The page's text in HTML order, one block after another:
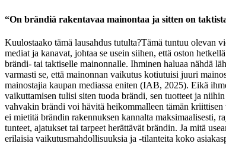
“On brändiä rakentavaa mainontaa ja sitten on
Kuulostaako tämä lausahdus tutulta?Tämä tuntuu olevan
mediat ja kanavat, johtaa se usein siihen, että oston
brändi- tai taktiselle mainonnalle. Ihminen haluaa nähdä
varmasti se, että mainonnan vaikutus kotiutuisi juuri
mainostajia kaupan mediassa eniten (IAB, 2025). Eikä
vaikuttamisen tulisi siten tuoda brändi, sen tuotteet ja
vahvakin brändi voi hävitä heikommalleen tämän kriittisen
ei mietitä brändin rakennuksen kannalta maksimaalisesti,
tunteet, ajatukset tai tarpeet herättävät brändin. Ja mitä
erilaisia vaikutusmahdollisuuksia ja -tilanteita koko